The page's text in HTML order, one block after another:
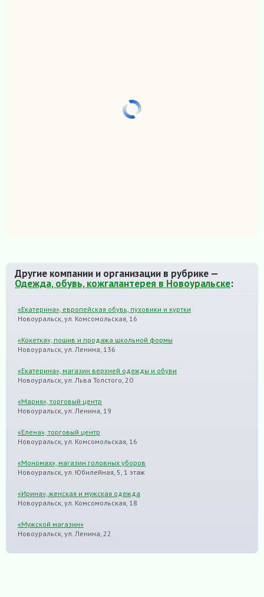
Другие компании и организации в рубрике —
Одежда, обувь, кожгалантерея в Новоуральске:
«Екатерина», европейская обувь, пуховики и куртки
Новоуральск, ул. Комсомольская, 16
«Кокетка», пошив и продажа школьной формы
Новоуральск, ул. Ленина, 136
«Екатерина», магазин верхней одежды и обуви
Новоуральск, ул. Льва Толстого, 20
«Мария», торговый центр
Новоуральск, ул. Ленина, 19
«Елена», торговый центр
Новоуральск, ул. Комсомольская, 16
«Мономах», магазин головных уборов
Новоуральск, ул. Юбилейная, 5, 1 этаж
«Ирина», женская и мужская одежда
Новоуральск, ул. Комсомольская, 18
«Мужской магазин»
Новоуральск, ул. Ленина, 22